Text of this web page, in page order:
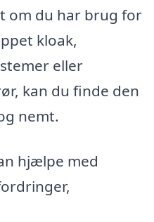
om du har brug for
kloak,
eller
kan du finde den
nemt.
hjælpe med